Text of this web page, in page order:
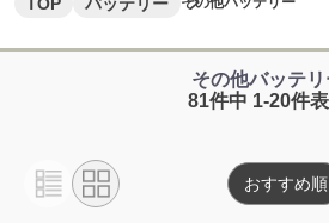
その他バッテリ
81件中 1-20件
おすすめ順